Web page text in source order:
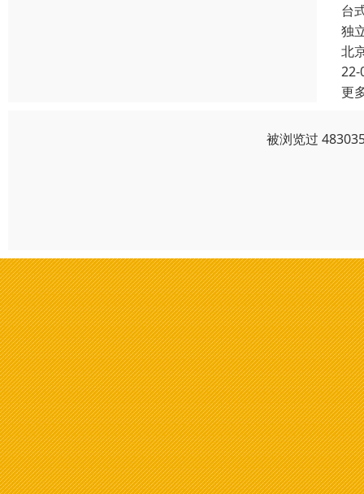
台
独
北
22-
更
被浏览过